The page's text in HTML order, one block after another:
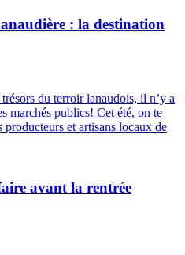
: la destination
du terroir lanaudois, il n’y a
marchés publics! Cet été, on te
producteurs et artisans locaux de
avant la rentrée